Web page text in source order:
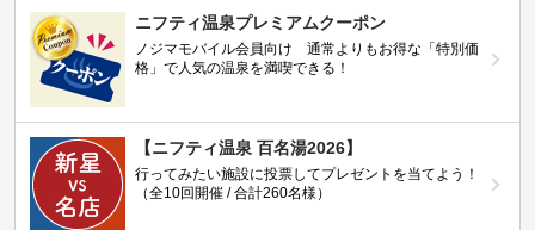
ニフティ温泉プレミアムクーポン
ノジマモバイル会員向け 通常よりもお得な「特別価
格」で人気の温泉を満喫できる！
【ニフティ温泉 百名湯2026】
行ってみたい施設に投票してプレゼントを当てよう！
（全10回開催 / 合計260名様）